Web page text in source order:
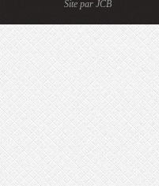
Site par JCB